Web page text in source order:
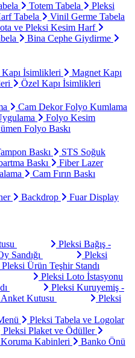
Totem Tabela
Pleksi
Tabela
Vinil Germe Tabela
ve Pleksi Kesim Harf
Bina Cephe Giydirme
İsimlikleri
Magnet Kapı
Özel Kapı İsimlikleri
Cam Dekor Folyo Kumlama
Folyo Kesim
Folyo Baskı
Baskı
STS Soğuk
Baskı
Fiber Lazer
Cam Fırın Baskı
Backdrop
Fuar Display
Pleksi Bağış -
Sandığı
Pleksi
Pleksi Ürün Teşhir Standı
Pleksi Loto İstasyonu
Pleksi Kuruyemiş -
Kutusu
Pleksi
Pleksi Tabela ve Logolar
Pleksi Plaket ve Ödüller
Kabinleri
Banko Önü